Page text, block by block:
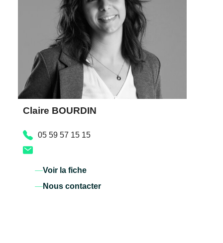
Claire BOURDIN
05 59 57 15 15
Voir la fiche
Nous contacter